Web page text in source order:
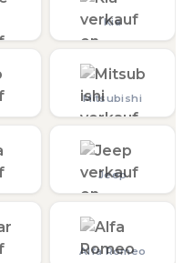
Kia
Mitsubishi
Jeep
Alfa Romeo